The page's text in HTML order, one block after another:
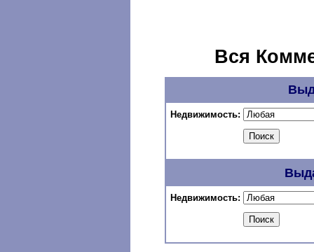
Вся
Недвижимость:
Недвижимость: